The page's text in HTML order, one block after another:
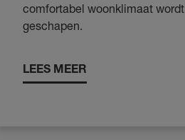
comfortabel woonklimaat wordt
geschapen.
LEES MEER